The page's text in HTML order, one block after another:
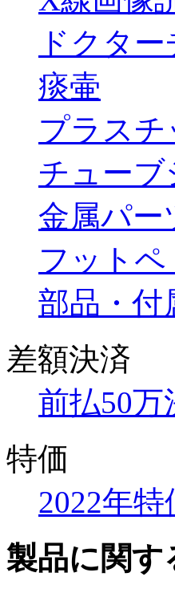
ドクタ
痰壷
プラスチ
チュー
金属パー
フットペ
部品・付
差額決済
前払50万
特価
2022年
製品に関す